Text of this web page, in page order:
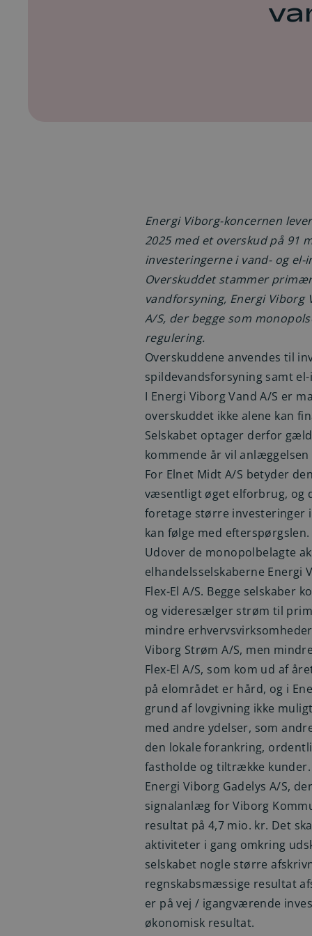
Energi Viborg-koncernen
2025 med et overskud på 91
investeringerne i vand- og
Overskuddet stammer
vandforsyning, Energi Viborg
A/S, der begge som
regulering.
Overskuddene anvendes til
spildevandsforsyning samt
I Energi Viborg Vand A/S er
overskuddet ikke alene kan
Selskabet optager derfor
kommende år vil
For Elnet Midt A/S betyder
væsentligt øget elforbrug, og
foretage større investeringer
kan følge med efterspørgslen.
Udover de monopolbelagte
elhandelsselskaberne Energi
Flex-El A/S. Begge selskaber
og videresælger strøm til
mindre
Viborg Strøm A/S, men
Flex-El A/S, som kom ud af
på elområdet er hård, og i
grund af lovgivning ikke
med andre ydelser, som
den lokale forankring,
fastholde og tiltrække kunder.
Energi Viborg Gadelys A/S,
signalanlæg for Viborg
resultat på 4,7 mio. kr. Det
aktiviteter i gang omkring
selskabet nogle større
regnskabsmæssige resultat
er på vej / igangværende
økonomisk resultat.